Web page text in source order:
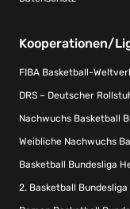
Kooperationen/
FIBA Basketball-
DRS – Deutscher
Nachwuchs Basketball
Weibliche Nachwuchs
Basketball Bundesliga
2. Basketball